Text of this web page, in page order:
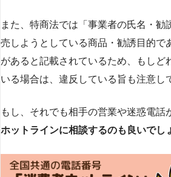
また、特商法では「事業者の氏名・勧
売しようとしている商品・勧誘目的で
があると記載されているため、もしど
いる場合は、違反している旨も注意し
もし、それでも相手の営業や迷惑電話
ホットラインに相談するのも良いでし